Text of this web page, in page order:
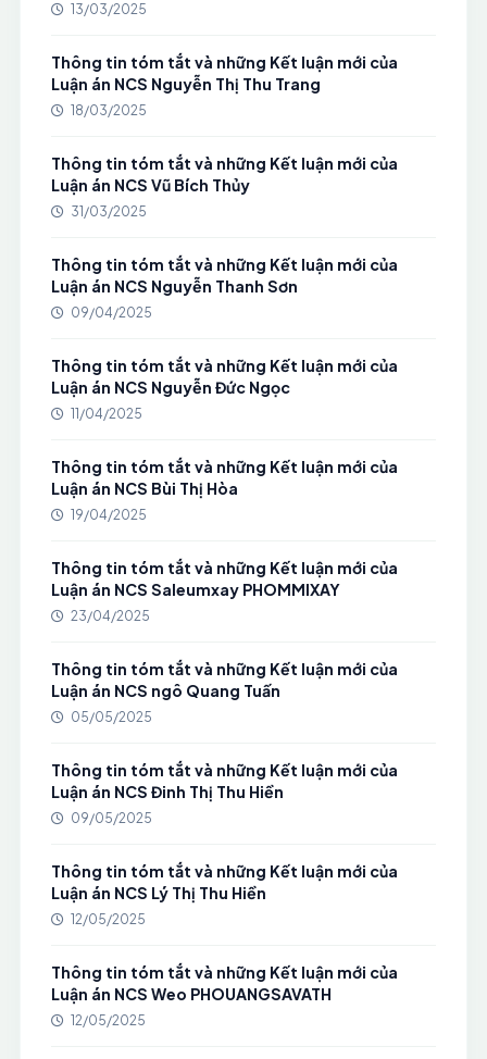
13/03/2025
Thông tin tóm tắt và những Kết luận mới của
Luận án NCS Nguyễn Thị Thu Trang
18/03/2025
Thông tin tóm tắt và những Kết luận mới của
Luận án NCS Vũ Bích Thủy
31/03/2025
Thông tin tóm tắt và những Kết luận mới của
Luận án NCS Nguyễn Thanh Sơn
09/04/2025
Thông tin tóm tắt và những Kết luận mới của
Luận án NCS Nguyễn Đức Ngọc
11/04/2025
Thông tin tóm tắt và những Kết luận mới của
Luận án NCS Bùi Thị Hòa
19/04/2025
Thông tin tóm tắt và những Kết luận mới của
Luận án NCS Saleumxay PHOMMIXAY
23/04/2025
Thông tin tóm tắt và những Kết luận mới của
Luận án NCS ngô Quang Tuấn
05/05/2025
Thông tin tóm tắt và những Kết luận mới của
Luận án NCS Đinh Thị Thu Hiền
09/05/2025
Thông tin tóm tắt và những Kết luận mới của
Luận án NCS Lý Thị Thu Hiền
12/05/2025
Thông tin tóm tắt và những Kết luận mới của
Luận án NCS Weo PHOUANGSAVATH
12/05/2025